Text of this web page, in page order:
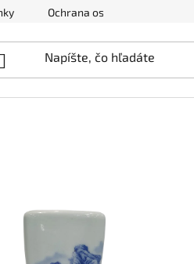
Ochrana osobných údajov